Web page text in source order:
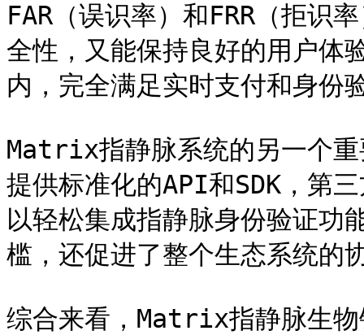
FAR（误识率）和FRR（拒识
全性，又能保持良好的用户体
内，完全满足实时支付和身份
Matrix指静脉系统的另一个重
提供标准化的API和SDK，第
以轻松集成指静脉身份验证功
槛，还促进了整个生态系统的
综合来看，Matrix指静脉生物